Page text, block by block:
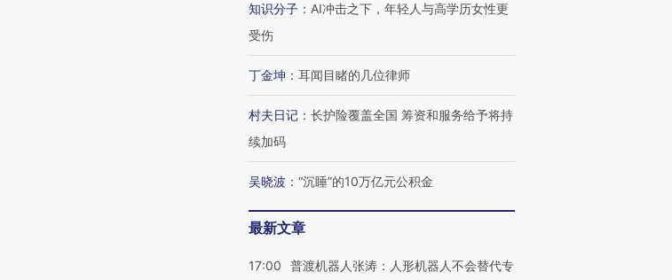
知识分子 ： AI冲击之下，年轻人与高学历女性更
受伤
丁金坤 ： 耳闻目睹的几位律师
村夫日记 ： 长护险覆盖全国 筹资和服务给予将持
续加码
吴晓波 ： “沉睡”的10万亿元公积金
最新文章
17:00
普渡机器人张涛：人形机器人不会替代专